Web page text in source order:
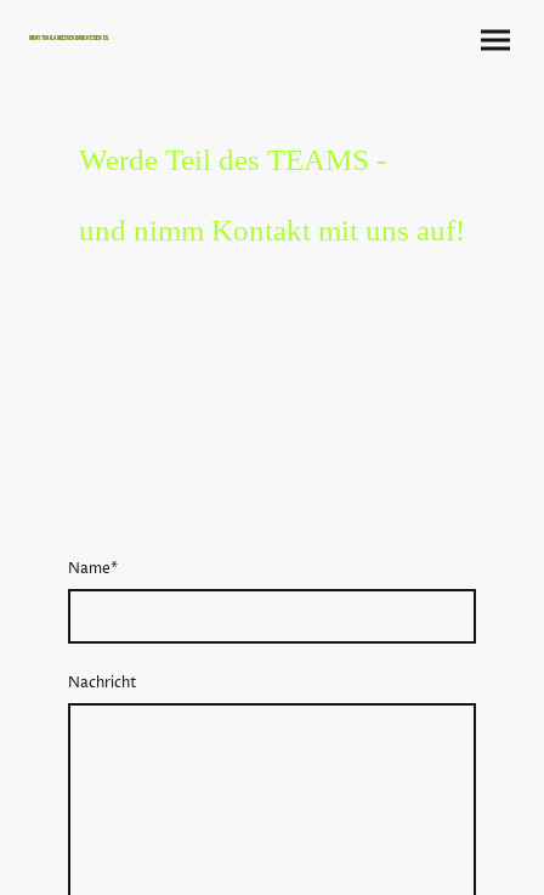
Muay Thai Landesverband Hessen e.V.
Werde Teil des TEAMS -
und nimm Kontakt mit uns auf!
Name*
Nachricht